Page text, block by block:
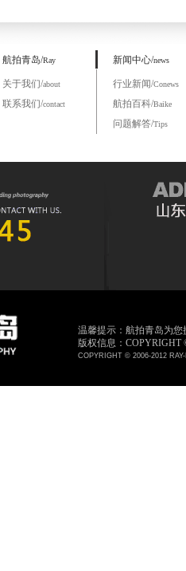
航拍青岛/Ray
关于我们/about
联系我们/contact
新闻中心/news
行业新闻/Conews
航拍百科/Baike
问题解答/Tips
温馨提示：航拍青岛为您
版权信息：COPYRIGHT
COPYRIGHT © 2006-2012